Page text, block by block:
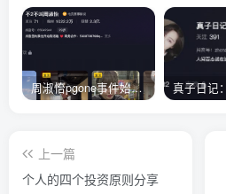
周淑怡pgone事件始末，周淑怡现状
上一篇
个人的四个投资原则分享